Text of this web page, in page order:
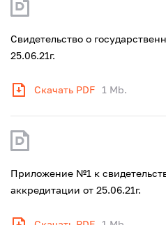
Свидетельство о
25.06.21г.
Скачать PDF 1 Mb.
Приложение №1 к
аккредитации от 25.06.21г.